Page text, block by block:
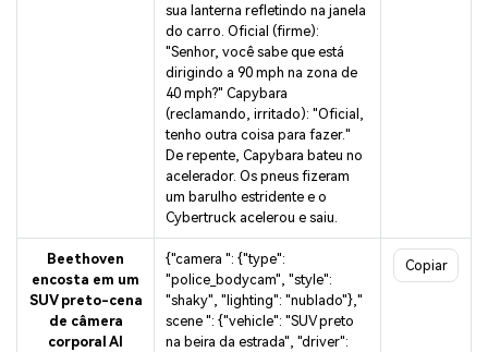
sua lanterna refletindo na janela
do carro. Oficial (firme):
"Senhor, você sabe que está
dirigindo a 90 mph na zona de
40 mph?" Capybara
(reclamando, irritado): "Oficial,
tenho outra coisa para fazer."
De repente, Capybara bateu no
acelerador. Os pneus fizeram
um barulho estridente e o
Cybertruck acelerou e saiu.
Beethoven
encosta em um
SUV preto-cena
de câmera
corporal AI
{"camera ": {"type":
"police_bodycam", "style":
"shaky", "lighting": "nublado"},"
scene ": {"vehicle": "SUV preto
na beira da estrada", "driver":
Copiar